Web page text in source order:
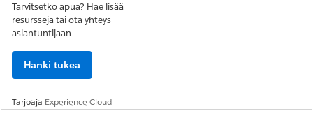
Integraatio
Tämä malli käyttää esimääritettyä integraatiota
henkilöllisyyden ja käyttöoikeuksien hallintajärjestelmän
kanssa. Integraatio suorittaa sovelluksen automatisoidun
ohjaimia täydennyksen aikana. Käytä tätä integraatiota
Tarvitsetko apua? Hae lisää
resursseja tai ota yhteys
asiantuntijaan.
Hanki tukea
Tarjoaja Experience Cloud